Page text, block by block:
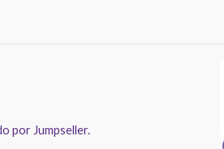
por Jumpseller.